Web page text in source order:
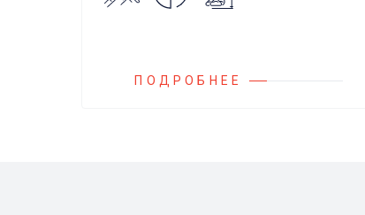
и установок.
ПОДРОБНЕЕ